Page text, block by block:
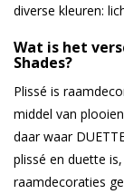
diverse kleuren:
Wat is het
Shades?
Plissé is
middel van
daar waar
plissé en duette
raamdecoraties